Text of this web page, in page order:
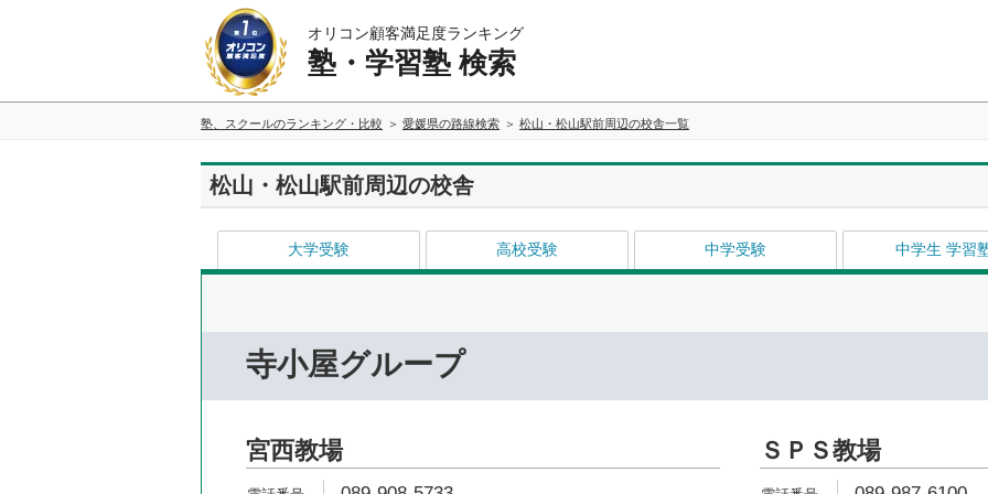
オリコン顧客満足度ランキング
塾・学習塾 検索
塾、スクールのランキング・比較 愛媛県の路線検索 松山・松山駅前周辺の校舎一覧
松山・松山駅前周辺の校舎
大学受験 高校受験 中学受験 中学生 学習
寺小屋グループ
宮西教場 ＳＰＳ教場